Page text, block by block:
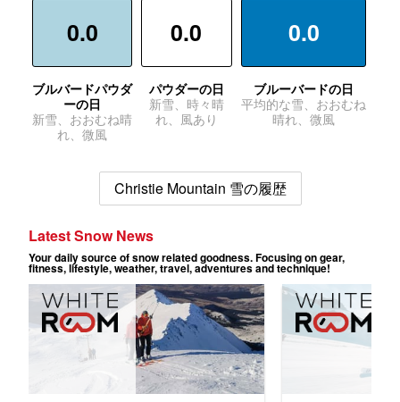
0.0
ブルバードパウダ
ーの日
新雪、おおむね晴
れ、微風
0.0
パウダーの日
新雪、時々晴
れ、風あり
0.0
ブルーバードの日
平均的な雪、おおむね
晴れ、微風
Christie Mountain 雪の履歴